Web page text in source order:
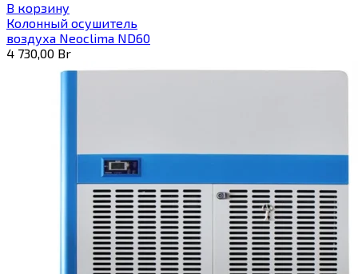
В корзину
Колонный осушитель
воздуха Neoclima ND60
4 730,00 Br